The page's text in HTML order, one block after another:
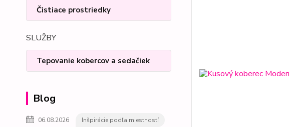
Čistiace prostriedky
SLUŽBY
Tepovanie kobercov a sedačiek
Blog
06.08.2026 Inšpirácie podľa miestností